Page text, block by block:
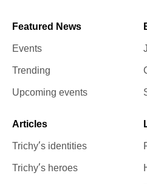
Featured News
Events
Trending
Upcoming events
Articles
Trichy’s identities
Trichy’s heroes